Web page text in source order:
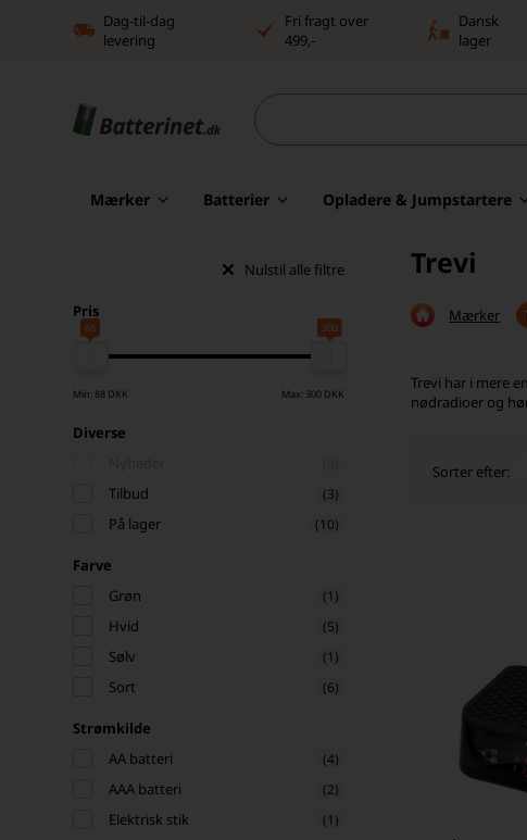
Dag-til-dag
levering
Fri fragt over
499,-
Dansk
lager
Mærker Batterier Opladere & Jumpstartere
Nulstil alle filtre
Pris
88 300
Min: 88 DKK Max: 300 DKK
Diverse
Tilbud (3)
På lager (10)
Farve
Grøn
(1)
Hvid (5)
Sølv (1)
Sort (6)
Strømkilde
AA batteri
(4)
AAA batteri (2)
Elektrisk stik (1)
Trevi
Mærker
Trevi har i mere
nødradioer og
Sorter efter: